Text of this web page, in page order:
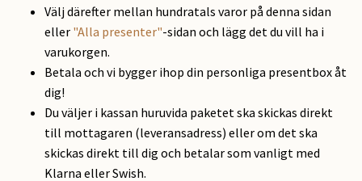
Välj därefter mellan hundratals varor på denna sidan
eller "Alla presenter"-sidan och lägg det du vill ha i
varukorgen.
Betala och vi bygger ihop din personliga presentbox åt
dig!
Du väljer i kassan huruvida paketet ska skickas direkt
till mottagaren (leveransadress) eller om det ska
skickas direkt till dig och betalar som vanligt med
Klarna eller Swish.